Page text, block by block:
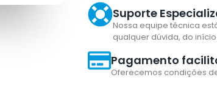
Suporte
Nossa equipe técnica
qualquer dúvida, do
Pagamento
Oferecemos condições